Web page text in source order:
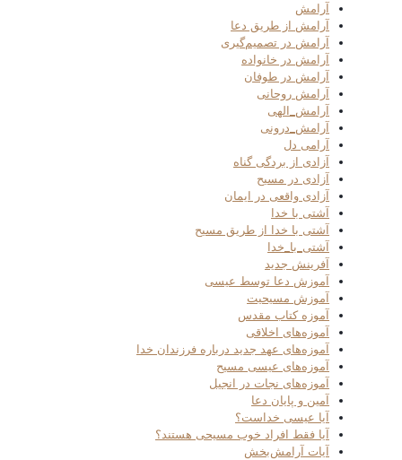
آرامش
آرامش از طریق دعا
آرامش در تصمیم‌گیری
آرامش در خانواده
آرامش در طوفان
آرامش روحانی
آرامش_الهی
آرامش_درونی
آرامی دل
آزادی از بردگی گناه
آزادی در مسیح
آزادی واقعی در ایمان
آشتی با خدا
آشتی با خدا از طریق مسیح
آشتی_با_خدا
آفرینش جدید
آموزش دعا توسط عیسی
آموزش مسیحیت
آموزه کتاب مقدس
آموزه‌های اخلاقی
آموزه‌های عهد جدید درباره فرزندان خدا
آموزه‌های عیسی مسیح
آموزه‌های نجات در انجیل
آمین و پایان دعا
آیا عیسی خداست؟
آیا فقط افراد خوب مسیحی هستند؟
آیات آرامش‌بخش